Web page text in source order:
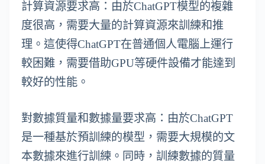
計算資源要求高：由於ChatGPT模型的複雜
度很高，需要大量的計算資源來訓練和推
理。這使得ChatGPT在普通個人電腦上運行
較困難，需要借助GPU等硬件設備才能達到
較好的性能。
對數據質量和數據量要求高：由於ChatGPT
是一種基於預訓練的模型，需要大規模的文
本數據來進行訓練。同時，訓練數據的質量